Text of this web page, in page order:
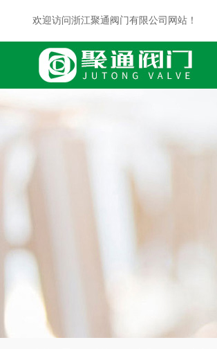
欢迎访问浙江聚通阀门有限公司网站！